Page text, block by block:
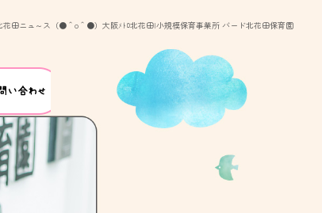
田ニュ～ス（●＾o＾●）大阪ﾒﾄﾛ北花田|小規模保育事業所 バード北花田保育園